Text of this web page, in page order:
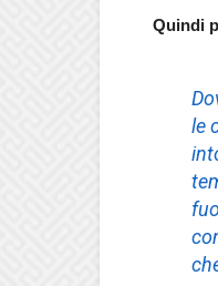
Quindi
le